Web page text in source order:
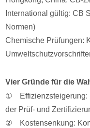
International gültig: CB
Normen)
Chemische Prüfungen:
Vier Gründe für die
① Effizienzsteigerung:
der Prüf- und
② Kostensenkung: